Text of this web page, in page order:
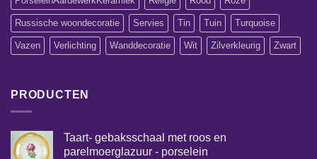
Russische woondecoratie Servies Tin Tuin Turquoise
Vazen Verlichting Wanddecoratie Wit Zilverkleurig Zwart
PRODUCTEN
Taart- gebaksschaal met roos en
parelmoerglazuur - porselein